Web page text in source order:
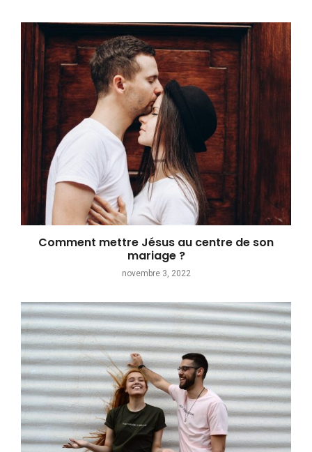
Comment mettre Jésus au centre de son
mariage ?
novembre 3, 2022